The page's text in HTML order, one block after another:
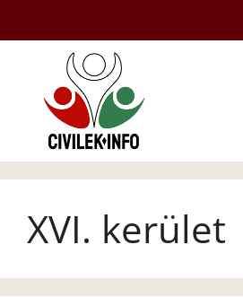
tartalomba
XVI. kerület